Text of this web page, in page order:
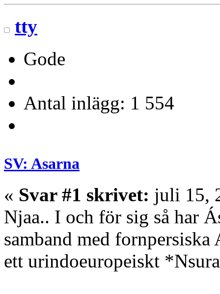
tty
Gode
Antal inlägg: 1 554
SV: Asarna
« Svar #1 skrivet: juli 15,
Njaa.. I och för sig så har
samband med
ett urindoeuropeiskt